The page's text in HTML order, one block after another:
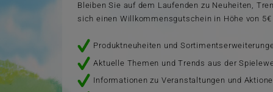
Bleiben Sie auf dem Laufenden zu Neuheiten,
sich einen Willkommensgutschein in Höhe von
Produktneuheiten und
Aktuelle Themen und Trends aus der
Informationen zu Veranstaltungen und